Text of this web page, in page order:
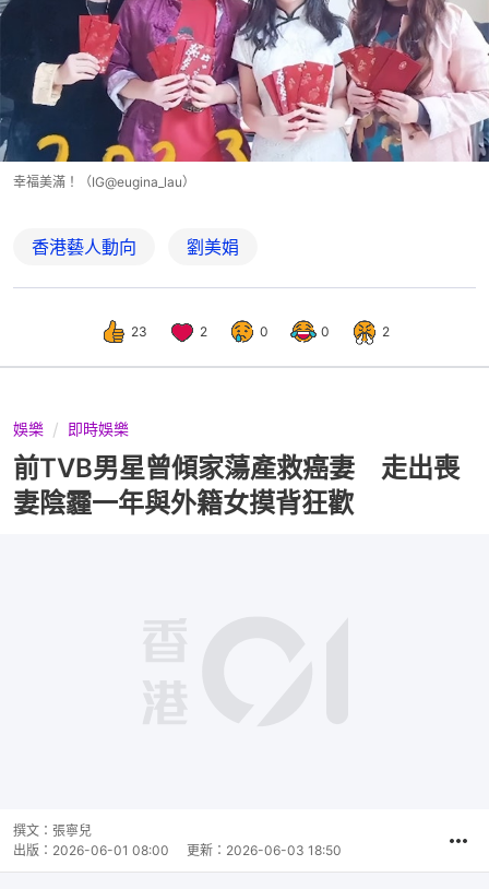
幸福美滿！（IG@eugina_lau）
香港藝人動向 劉美娟
23 2 0 0 2
娛樂 即時娛樂
前TVB男星曾傾家蕩產救癌妻 走出喪
妻陰霾一年與外籍女摸背狂歡
撰文： 張寧兒
出版： 2026-06-01 08:00 更新： 2026-06-03 18:50